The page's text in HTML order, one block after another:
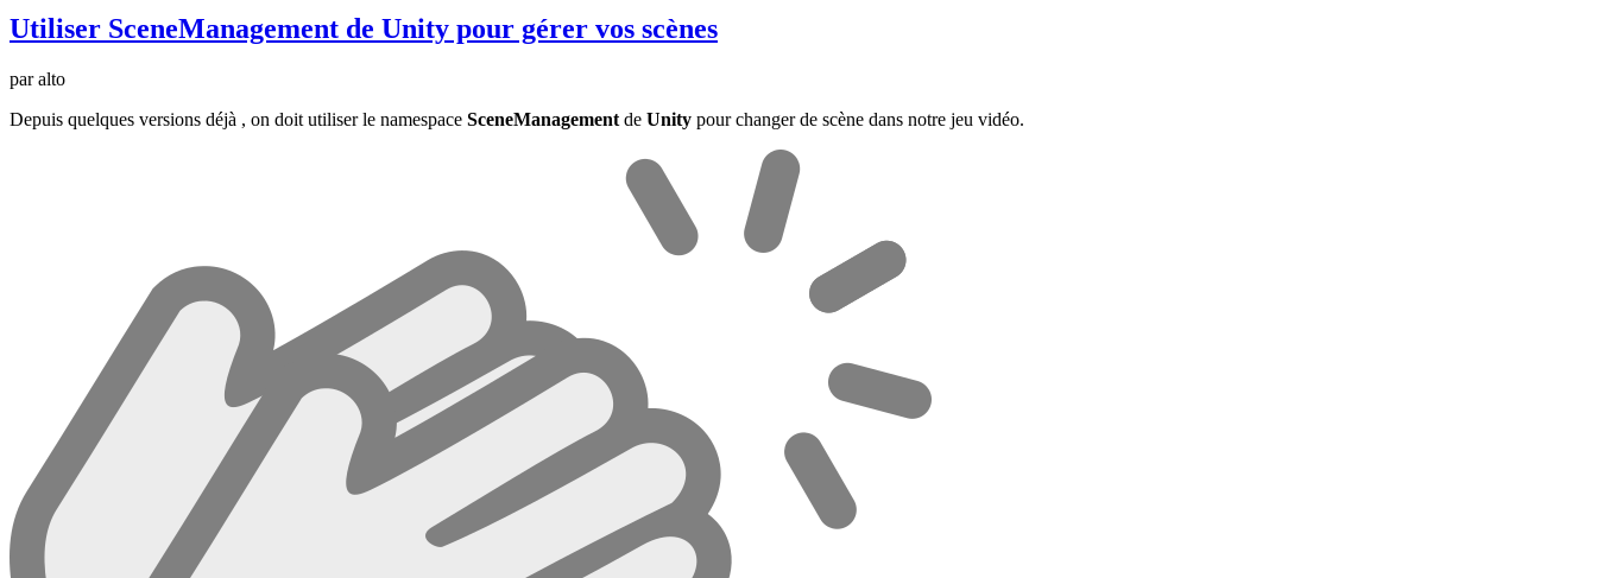
Utiliser SceneManagement de Unity pour gérer vos scènes
par alto
Depuis quelques versions déjà , on doit utiliser le namespace SceneManagement de Unity pour changer de scène dans notre jeu vidéo.